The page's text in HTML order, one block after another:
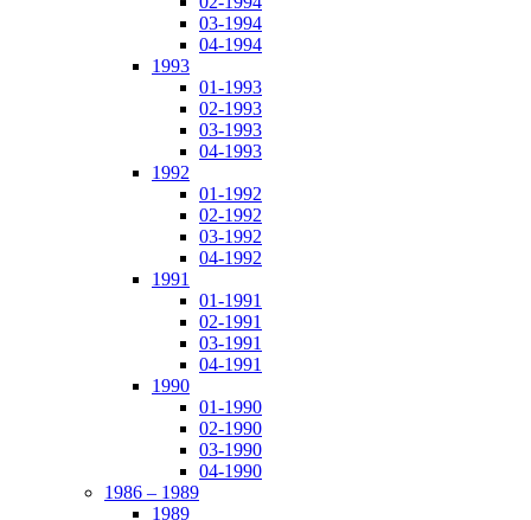
03-1994
04-1994
1993
01-1993
02-1993
03-1993
04-1993
1992
01-1992
02-1992
03-1992
04-1992
1991
01-1991
02-1991
03-1991
04-1991
1990
01-1990
02-1990
03-1990
04-1990
1986 – 1989
1989